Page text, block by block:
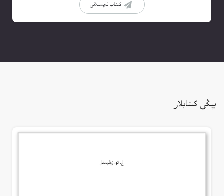
كىتاب تەپسىلاتى
يېڭى كىتابلار